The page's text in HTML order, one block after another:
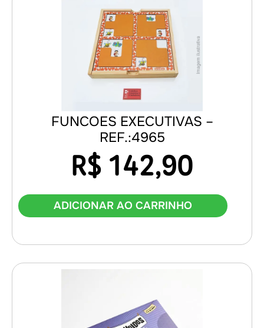
FUNCOES EXECUTIVAS –
REF.:4965
R$ 142,90
ADICIONAR AO CARRINHO